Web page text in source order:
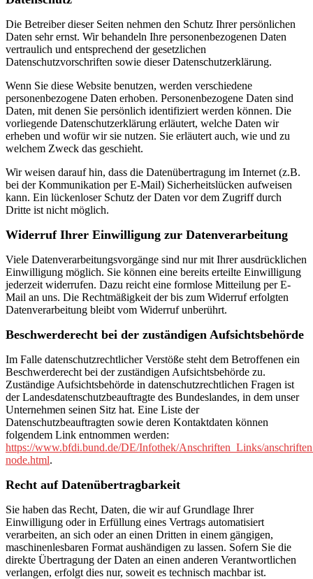
Die Betreiber dieser Seiten nehmen den Schutz Ihrer persönlichen
Daten sehr ernst. Wir behandeln Ihre personenbezogenen Daten
vertraulich und entsprechend der gesetzlichen
Datenschutzvorschriften sowie dieser Datenschutzerklärung.
Wenn Sie diese Website benutzen, werden verschiedene
personenbezogene Daten erhoben. Personenbezogene Daten sind
Daten, mit denen Sie persönlich identifiziert werden können. Die
vorliegende Datenschutzerklärung erläutert, welche Daten wir
erheben und wofür wir sie nutzen. Sie erläutert auch, wie und zu
welchem Zweck das geschieht.
Wir weisen darauf hin, dass die Datenübertragung im Internet (z.B.
bei der Kommunikation per E-Mail) Sicherheitslücken aufweisen
kann. Ein lückenloser Schutz der Daten vor dem Zugriff durch
Dritte ist nicht möglich.
Widerruf Ihrer Einwilligung zur Datenverarbeitung
Viele Datenverarbeitungsvorgänge sind nur mit Ihrer ausdrücklichen
Einwilligung möglich. Sie können eine bereits erteilte Einwilligung
jederzeit widerrufen. Dazu reicht eine formlose Mitteilung per E-
Mail an uns. Die Rechtmäßigkeit der bis zum Widerruf erfolgten
Datenverarbeitung bleibt vom Widerruf unberührt.
Beschwerderecht bei der zuständigen Aufsichtsbehörde
Im Falle datenschutzrechtlicher Verstöße steht dem Betroffenen ein
Beschwerderecht bei der zuständigen Aufsichtsbehörde zu.
Zuständige Aufsichtsbehörde in datenschutzrechtlichen Fragen ist
der Landesdatenschutzbeauftragte des Bundeslandes, in dem unser
Unternehmen seinen Sitz hat. Eine Liste der
Datenschutzbeauftragten sowie deren Kontaktdaten können
folgendem Link entnommen werden:
https://www.bfdi.bund.de/DE/Infothek/Anschriften_Links/
node.html.
Recht auf Datenübertragbarkeit
Sie haben das Recht, Daten, die wir auf Grundlage Ihrer
Einwilligung oder in Erfüllung eines Vertrags automatisiert
verarbeiten, an sich oder an einen Dritten in einem gängigen,
maschinenlesbaren Format aushändigen zu lassen. Sofern Sie die
direkte Übertragung der Daten an einen anderen Verantwortlichen
verlangen, erfolgt dies nur, soweit es technisch machbar ist.